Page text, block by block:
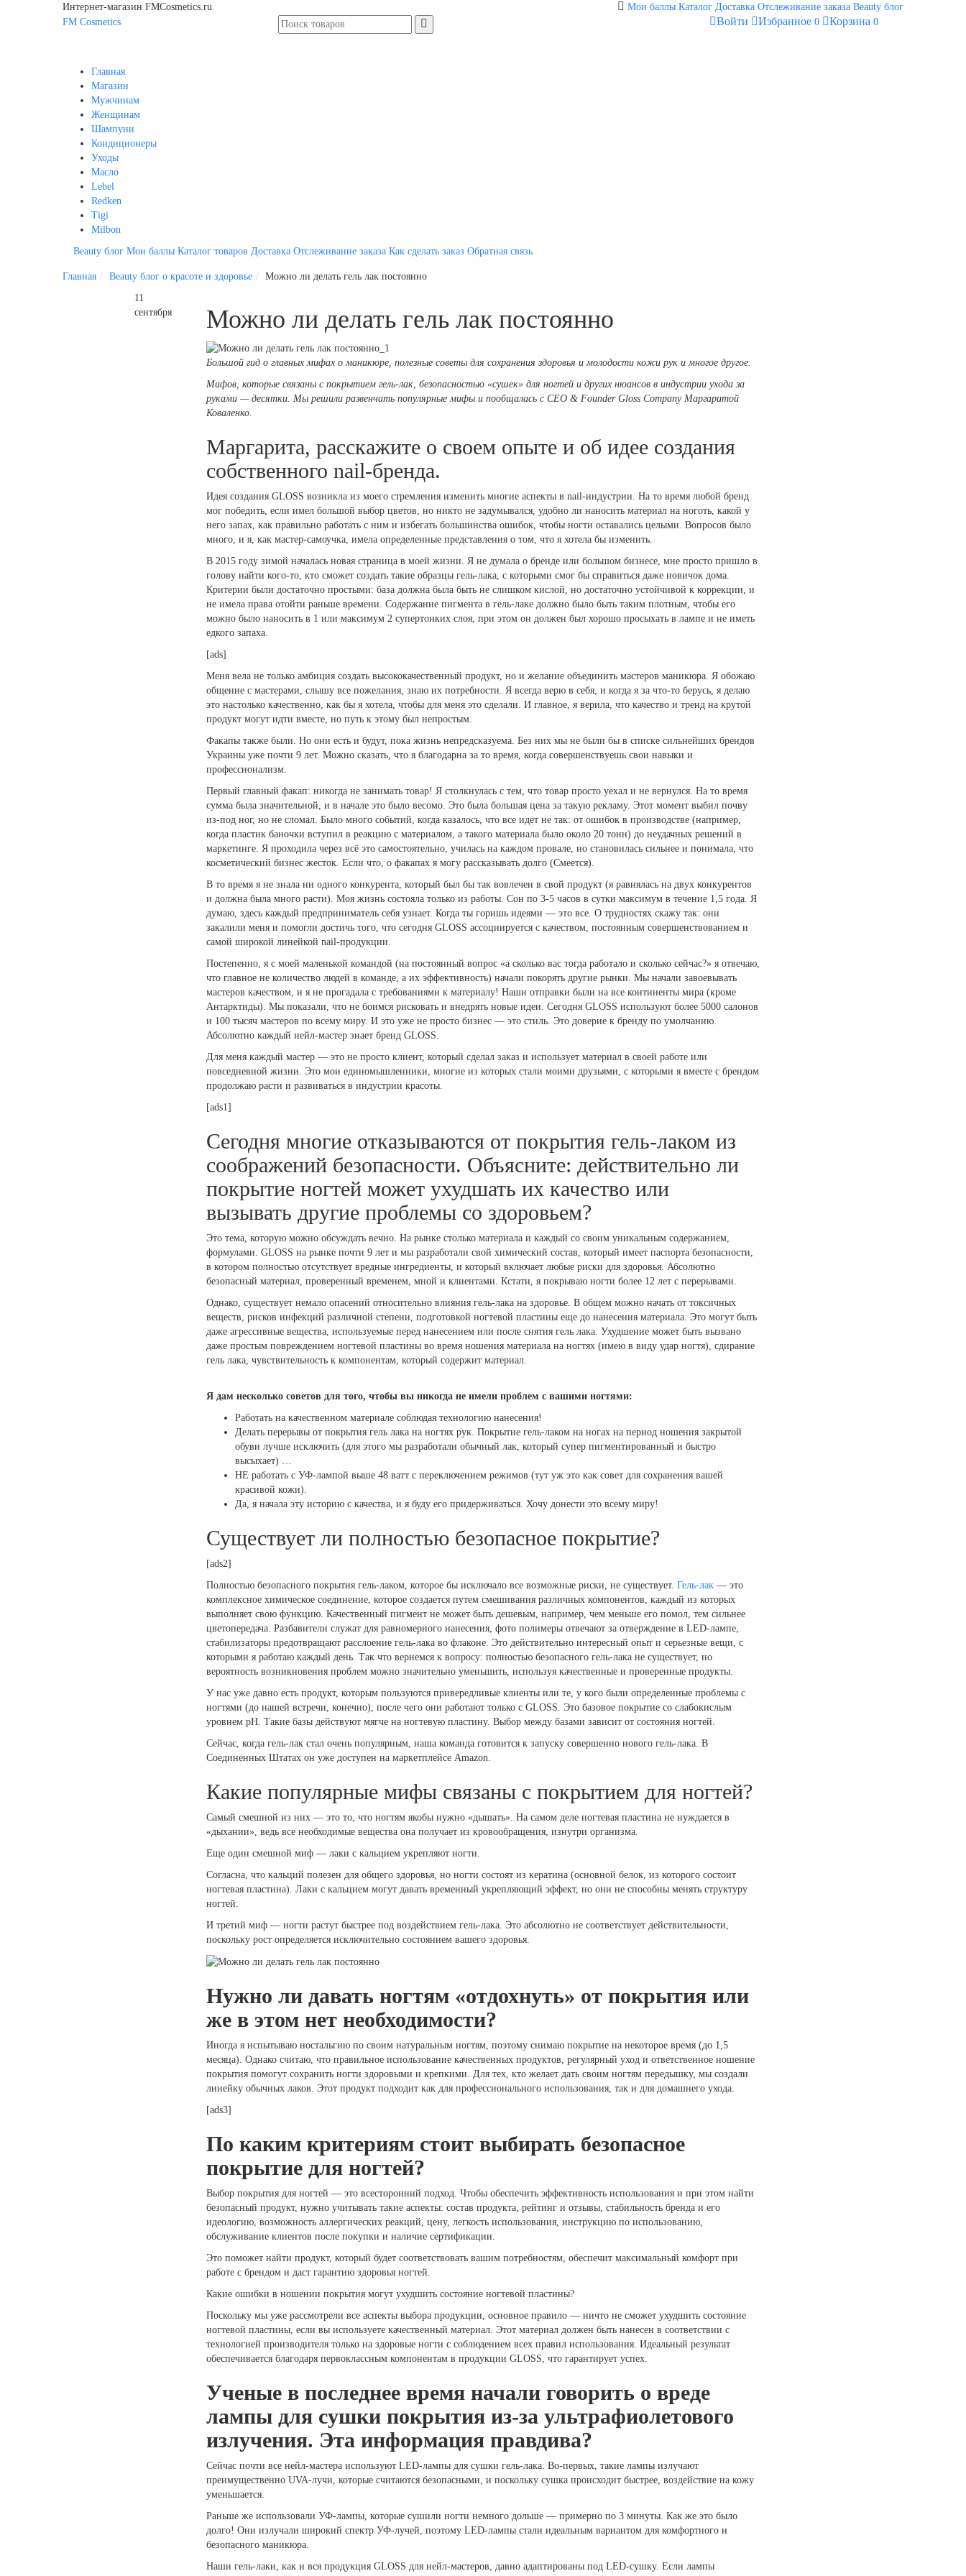
Интернет-магазин FMCosmetics.ru Мои баллы Каталог Доставка Отслеживание заказа Beauty блог
FM Cosmetics Войти Избранное 0 Корзина 0
Главная
Магазин
Мужчинам
Женщинам
Шампуни
Кондиционеры
Уходы
Масло
Lebel
Redken
Tigi
Milbon
Beauty блог Мои баллы Каталог товаров Доставка Отслеживание заказа Как сделать заказ Обратная связь
Главная Beauty блог о красоте и здоровье
Можно ли делать гель лак постоянно
11
сентября
Можно ли делать гель лак постоянно
Большой гид о главных мифах о маникюре, полезные советы для сохранения здоровья и молодости кожи рук и многое другое.
Мифов, которые связаны с покрытием гель-лак, безопасностью «сушек» для ногтей и других нюансов в индустрии ухода за
руками — десятки. Мы решили развенчать популярные мифы и пообщалась с CEO & Founder Gloss Company Маргаритой
Коваленко.
Маргарита, расскажите о своем опыте и об идее создания
собственного nail-бренда.
Идея создания GLOSS возникла из моего стремления изменить многие аспекты в nail-индустрии. На то время любой бренд
мог победить, если имел большой выбор цветов, но никто не задумывался, удобно ли наносить материал на ноготь, какой у
него запах, как правильно работать с ним и избегать большинства ошибок, чтобы ногти оставались целыми. Вопросов было
много, и я, как мастер-самоучка, имела определенные представления о том, что я хотела бы изменить.
В 2015 году зимой началась новая страница в моей жизни. Я не думала о бренде или большом бизнесе, мне просто пришло в
голову найти кого-то, кто сможет создать такие образцы гель-лака, с которыми смог бы справиться даже новичок дома.
Критерии были достаточно простыми: база должна была быть не слишком кислой, но достаточно устойчивой к коррекции, и
не имела права отойти раньше времени. Содержание пигмента в гель-лаке должно было быть таким плотным, чтобы его
можно было наносить в 1 или максимум 2 супертонких слоя, при этом он должен был хорошо просыхать в лампе и не иметь
едкого запаха.
[ads]
Меня вела не только амбиция создать высококачественный продукт, но и желание объединить мастеров маникюра. Я обожаю
общение с мастерами, слышу все пожелания, знаю их потребности. Я всегда верю в себя, и когда я за что-то берусь, я делаю
это настолько качественно, как бы я хотела, чтобы для меня это сделали. И главное, я верила, что качество и тренд на крутой
продукт могут идти вместе, но путь к этому был непростым.
Факапы также были. Но они есть и будут, пока жизнь непредсказуема. Без них мы не были бы в списке сильнейших брендов
Украины уже почти 9 лет. Можно сказать, что я благодарна за то время, когда совершенствуешь свои навыки и
профессионализм.
Первый главный факап: никогда не занимать товар! Я столкнулась с тем, что товар просто уехал и не вернулся. На то время
сумма была значительной, и в начале это было весомо. Это была большая цена за такую рекламу. Этот момент выбил почву
из-под ног, но не сломал. Было много событий, когда казалось, что все идет не так: от ошибок в производстве (например,
когда пластик баночки вступил в реакцию с материалом, а такого материала было около 20 тонн) до неудачных решений в
маркетинге. Я проходила через всё это самостоятельно, училась на каждом провале, но становилась сильнее и понимала, что
косметический бизнес жесток. Если что, о факапах я могу рассказывать долго (Смеется).
В то время я не знала ни одного конкурента, который был бы так вовлечен в свой продукт (я равнялась на двух конкурентов
и должна была много расти). Моя жизнь состояла только из работы. Сон по 3-5 часов в сутки максимум в течение 1,5 года. Я
думаю, здесь каждый предприниматель себя узнает. Когда ты горишь идеями — это все. О трудностях скажу так: они
закалили меня и помогли достичь того, что сегодня GLOSS ассоциируется с качеством, постоянным совершенствованием и
самой широкой линейкой nail-продукции.
Постепенно, я с моей маленькой командой (на постоянный вопрос «а сколько вас тогда работало и сколько сейчас?» я отвечаю,
что главное не количество людей в команде, а их эффективность) начали покорять другие рынки. Мы начали завоевывать
мастеров качеством, и я не прогадала с требованиями к материалу! Наши отправки были на все континенты мира (кроме
Антарктиды). Мы показали, что не боимся рисковать и внедрять новые идеи. Сегодня GLOSS используют более 5000 салонов
и 100 тысяч мастеров по всему миру. И это уже не просто бизнес — это стиль. Это доверие к бренду по умолчанию.
Абсолютно каждый нейл-мастер знает бренд GLOSS.
Для меня каждый мастер — это не просто клиент, который сделал заказ и использует материал в своей работе или
повседневной жизни. Это мои единомышленники, многие из которых стали моими друзьями, с которыми я вместе с брендом
продолжаю расти и развиваться в индустрии красоты.
[ads1]
Сегодня многие отказываются от покрытия гель-лаком из
соображений безопасности. Объясните: действительно ли
покрытие ногтей может ухудшать их качество или
вызывать другие проблемы со здоровьем?
Это тема, которую можно обсуждать вечно. На рынке столько материала и каждый со своим уникальным содержанием,
формулами. GLOSS на рынке почти 9 лет и мы разработали свой химический состав, который имеет паспорта безопасности,
в котором полностью отсутствует вредные ингредиенты, и который включает любые риски для здоровья. Абсолютно
безопасный материал, проверенный временем, мной и клиентами. Кстати, я покрываю ногти более 12 лет с перерывами.
Однако, существует немало опасений относительно влияния гель-лака на здоровье. В общем можно начать от токсичных
веществ, рисков инфекций различной степени, подготовкой ногтевой пластины еще до нанесения материала. Это могут быть
даже агрессивные вещества, используемые перед нанесением или после снятия гель лака. Ухудшение может быть вызвано
даже простым повреждением ногтевой пластины во время ношения материала на ногтях (имею в виду удар ногтя), сдирание
гель лака, чувствительность к компонентам, который содержит материал.
Я дам несколько советов для того, чтобы вы никогда не имели проблем с вашими ногтями:
Работать на качественном материале соблюдая технологию нанесения!
Делать перерывы от покрытия гель лака на ногтях рук. Покрытие гель-лаком на ногах на период ношения закрытой
обуви лучше исключить (для этого мы разработали обычный лак, который супер пигментированный и быстро
высыхает) …
НЕ работать с УФ-лампой выше 48 ватт с переключением режимов (тут уж это как совет для сохранения вашей
красивой кожи).
Да, я начала эту историю с качества, и я буду его придерживаться. Хочу донести это всему миру!
Существует ли полностью безопасное покрытие?
[ads2]
Полностью безопасного покрытия гель-лаком, которое бы исключало все возможные риски, не существует. Гель-лак — это
комплексное химическое соединение, которое создается путем смешивания различных компонентов, каждый из которых
выполняет свою функцию. Качественный пигмент не может быть дешевым, например, чем меньше его помол, тем сильнее
цветопередача. Разбавители служат для равномерного нанесения, фото полимеры отвечают за отверждение в LED-лампе,
стабилизаторы предотвращают расслоение гель-лака во флаконе. Это действительно интересный опыт и серьезные вещи, с
которыми я работаю каждый день. Так что вернемся к вопросу: полностью безопасного гель-лака не существует, но
вероятность возникновения проблем можно значительно уменьшить, используя качественные и проверенные продукты.
У нас уже давно есть продукт, которым пользуются привередливые клиенты или те, у кого были определенные проблемы с
ногтями (до нашей встречи, конечно), после чего они работают только с GLOSS. Это базовое покрытие со слабокислым
уровнем pH. Такие базы действуют мягче на ногтевую пластину. Выбор между базами зависит от состояния ногтей.
Сейчас, когда гель-лак стал очень популярным, наша команда готовится к запуску совершенно нового гель-лака. В
Соединенных Штатах он уже доступен на маркетплейсе Amazon.
Какие популярные мифы связаны с покрытием для ногтей?
Самый смешной из них — это то, что ногтям якобы нужно «дышать». На самом деле ногтевая пластина не нуждается в
«дыхании», ведь все необходимые вещества она получает из кровообращения, изнутри организма.
Еще один смешной миф — лаки с кальцием укрепляют ногти.
Согласна, что кальций полезен для общего здоровья, но ногти состоят из кератина (основной белок, из которого состоит
ногтевая пластина). Лаки с кальцием могут давать временный укрепляющий эффект, но они не способны менять структуру
ногтей.
И третий миф — ногти растут быстрее под воздействием гель-лака. Это абсолютно не соответствует действительности,
поскольку рост определяется исключительно состоянием вашего здоровья.
Нужно ли давать ногтям «отдохнуть» от покрытия или
же в этом нет необходимости?
Иногда я испытываю ностальгию по своим натуральным ногтям, поэтому снимаю покрытие на некоторое время (до 1,5
месяца). Однако считаю, что правильное использование качественных продуктов, регулярный уход и ответственное ношение
покрытия помогут сохранить ногти здоровыми и крепкими. Для тех, кто желает дать своим ногтям передышку, мы создали
линейку обычных лаков. Этот продукт подходит как для профессионального использования, так и для домашнего ухода.
[ads3]
По каким критериям стоит выбирать безопасное
покрытие для ногтей?
Выбор покрытия для ногтей — это всесторонний подход. Чтобы обеспечить эффективность использования и при этом найти
безопасный продукт, нужно учитывать такие аспекты: состав продукта, рейтинг и отзывы, стабильность бренда и его
идеологию, возможность аллергических реакций, цену, легкость использования, инструкцию по использованию,
обслуживание клиентов после покупки и наличие сертификации.
Это поможет найти продукт, который будет соответствовать вашим потребностям, обеспечит максимальный комфорт при
работе с брендом и даст гарантию здоровья ногтей.
Какие ошибки в ношении покрытия могут ухудшить состояние ногтевой пластины?
Поскольку мы уже рассмотрели все аспекты выбора продукции, основное правило — ничто не сможет ухудшить состояние
ногтевой пластины, если вы используете качественный материал. Этот материал должен быть нанесен в соответствии с
технологией производителя только на здоровые ногти с соблюдением всех правил использования. Идеальный результат
обеспечивается благодаря первоклассным компонентам в продукции GLOSS, что гарантирует успех.
Ученые в последнее время начали говорить о вреде
лампы для сушки покрытия из-за ультрафиолетового
излучения. Эта информация правдива?
Сейчас почти все нейл-мастера используют LED-лампы для сушки гель-лака. Во-первых, такие лампы излучают
преимущественно UVA-лучи, которые считаются безопасными, и поскольку сушка происходит быстрее, воздействие на кожу
уменьшается.
Раньше же использовали УФ-лампы, которые сушили ногти немного дольше — примерно по 3 минуты. Как же это было
долго! Они излучали широкий спектр УФ-лучей, поэтому LED-лампы стали идеальным вариантом для комфортного и
безопасного маникюра.
Наши гель-лаки, как и вся продукция GLOSS для нейл-мастеров, давно адаптированы под LED-сушку. Если лампы